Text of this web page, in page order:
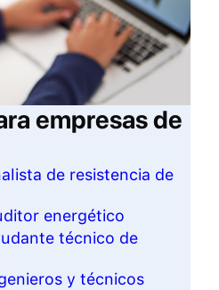
empresas de
de resistencia de
energético
técnico de
y técnicos